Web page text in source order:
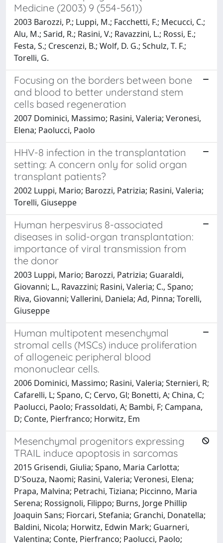
Medicine (2003) 9 (554-561))
2003 Barozzi, P.; Luppi, M.; Facchetti, F.; Mecucci, C.;
Alu, M.; Sarid, R.; Rasini, V.; Ravazzini, L.; Rossi, E.;
Festa, S.; Crescenzi, B.; Wolf, D. G.; Schulz, T. F.;
Torelli, G.
Focusing on the borders between bone
and blood to better understand stem
cells based regeneration
2007 Dominici, Massimo; Rasini, Valeria; Veronesi,
Elena; Paolucci, Paolo
HHV-8 infection in the transplantation
setting: A concern only for solid organ
transplant patients?
2002 Luppi, Mario; Barozzi, Patrizia; Rasini, Valeria;
Torelli, Giuseppe
Human herpesvirus 8-associated
diseases in solid-organ transplantation:
importance of viral transmission from
the donor
2003 Luppi, Mario; Barozzi, Patrizia; Guaraldi,
Giovanni; L., Ravazzini; Rasini, Valeria; C., Spano;
Riva, Giovanni; Vallerini, Daniela; Ad, Pinna; Torelli,
Giuseppe
Human multipotent mesenchymal
stromal cells (MSCs) induce proliferation
of allogeneic peripheral blood
mononuclear cells.
2006 Dominici, Massimo; Rasini, Valeria; Sternieri, R;
Cafarelli, L; Spano, C; Cervo, Gl; Bonetti, A; China, C;
Paolucci, Paolo; Frassoldati, A; Bambi, F; Campana,
D; Conte, Pierfranco; Horwitz, Em
Mesenchymal progenitors expressing
TRAIL induce apoptosis in sarcomas
2015 Grisendi, Giulia; Spano, Maria Carlotta;
D'Souza, Naomi; Rasini, Valeria; Veronesi, Elena;
Prapa, Malvina; Petrachi, Tiziana; Piccinno, Maria
Serena; Rossignoli, Filippo; Burns, Jorge Phillip
Joaquin Sans; Fiorcari, Stefania; Granchi, Donatella;
Baldini, Nicola; Horwitz, Edwin Mark; Guarneri,
Valentina; Conte, Pierfranco; Paolucci, Paolo;